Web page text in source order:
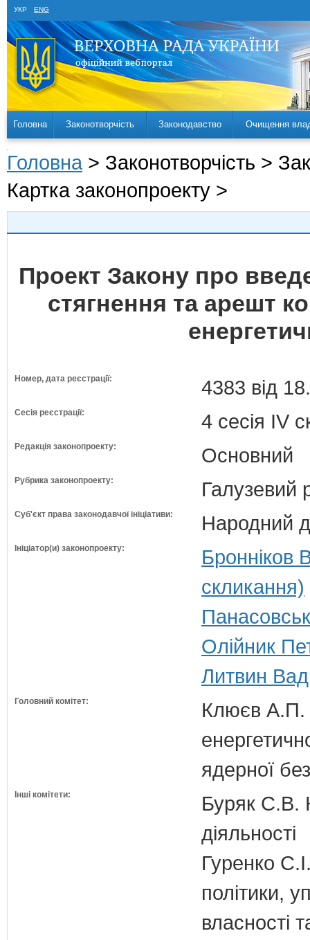
УКР ENG
Головна Законотворчість Законодавство Очищення
Головна > Законотворчість >
Картка законопроекту >
Проект Закону про
стягнення та арешт
Номер, дата реєстрації: 4383 від
Сесія реєстрації: 4 сесія IV
Редакція законопроекту: Основний
Рубрика законопроекту: Галузевий
Суб'єкт права законодавчої ініціативи: Народний
Ініціатор(и) законопроекту:
Бронніков
скликання)
Олійник
Литвин
Головний комітет:
Клюєв А.П.
ядерної
Інші комітети:
Буряк С.В.
діяльності
Гуренко
політики,
власності